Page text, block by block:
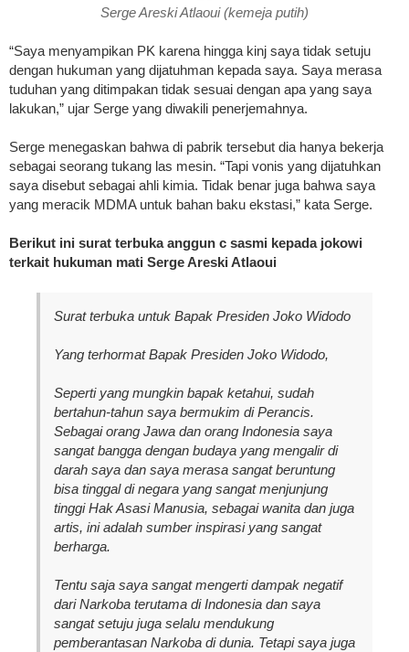
Serge Areski Atlaoui (kemeja putih)
“Saya menyampikan PK karena hingga kinj saya tidak setuju
dengan hukuman yang dijatuhman kepada saya. Saya merasa
tuduhan yang ditimpakan tidak sesuai dengan apa yang saya
lakukan,” ujar Serge yang diwakili penerjemahnya.
Serge menegaskan bahwa di pabrik tersebut dia hanya bekerja
sebagai seorang tukang las mesin. “Tapi vonis yang dijatuhkan
saya disebut sebagai ahli kimia. Tidak benar juga bahwa saya
yang meracik MDMA untuk bahan baku ekstasi,” kata Serge.
Berikut ini surat terbuka anggun c sasmi kepada jokowi
terkait hukuman mati Serge Areski Atlaoui
Surat terbuka untuk Bapak Presiden Joko Widodo
Yang terhormat Bapak Presiden Joko Widodo,
Seperti yang mungkin bapak ketahui, sudah
bertahun-tahun saya bermukim di Perancis.
Sebagai orang Jawa dan orang Indonesia saya
sangat bangga dengan budaya yang mengalir di
darah saya dan saya merasa sangat beruntung
bisa tinggal di negara yang sangat menjunjung
tinggi Hak Asasi Manusia, sebagai wanita dan juga
artis, ini adalah sumber inspirasi yang sangat
berharga.
Tentu saja saya sangat mengerti dampak negatif
dari Narkoba terutama di Indonesia dan saya
sangat setuju juga selalu mendukung
pemberantasan Narkoba di dunia. Tetapi saya juga